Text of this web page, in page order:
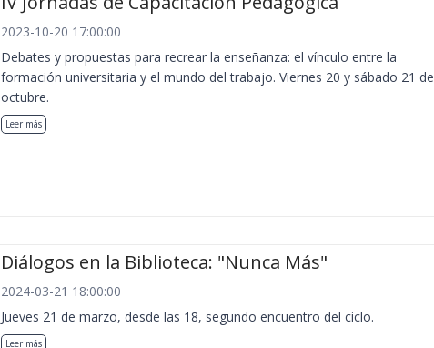
2023-10-20 17:00:00
Debates y propuestas para recrear la enseñanza: el vínculo entre la
formación universitaria y el mundo del trabajo. Viernes 20 y sábado 21 de
octubre.
Leer más
Diálogos en la Biblioteca: "Nunca Más"
2024-03-21 18:00:00
Jueves 21 de marzo, desde las 18, segundo encuentro del ciclo.
Leer más